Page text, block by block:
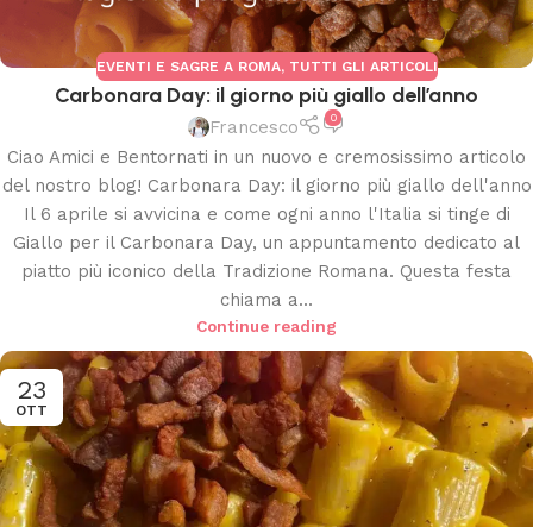
EVENTI E SAGRE A ROMA, TUTTI GLI ARTICOLI
Carbonara Day: il giorno più giallo dell’anno
Francesco 0
Ciao Amici e Bentornati in un nuovo e cremosissimo articolo
del nostro blog! Carbonara Day: il giorno più giallo dell'anno
Il 6 aprile si avvicina e come ogni anno l'Italia si tinge di
Giallo per il Carbonara Day, un appuntamento dedicato al
piatto più iconico della Tradizione Romana. Questa festa
chiama a...
Continue reading
23
OTT